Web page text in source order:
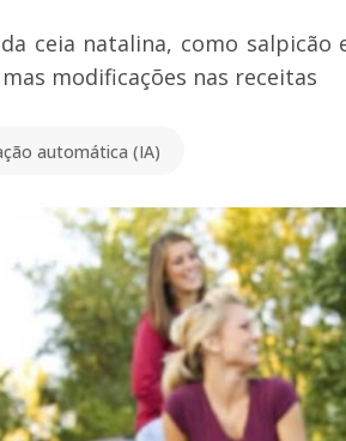
ceia natalina, como
modificações nas receitas
automática (IA)